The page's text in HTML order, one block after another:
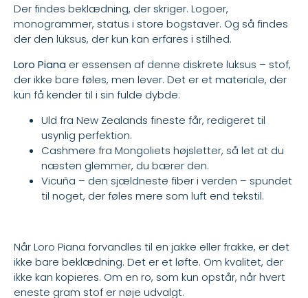
Der findes beklædning, der skriger. Logoer,
monogrammer, status i store bogstaver. Og så findes
der den luksus, der kun kan erfares i stilhed.
Loro Piana er essensen af denne diskrete luksus – stof,
der ikke bare føles, men lever. Det er et materiale, der
kun få kender til i sin fulde dybde:
Uld fra New Zealands fineste får, redigeret til
usynlig perfektion.
Cashmere fra Mongoliets højsletter, så let at du
næsten glemmer, du bærer den.
Vicuña – den sjældneste fiber i verden – spundet
til noget, der føles mere som luft end tekstil.
Når Loro Piana forvandles til en jakke eller frakke, er det
ikke bare beklædning. Det er et løfte. Om kvalitet, der
ikke kan kopieres. Om en ro, som kun opstår, når hvert
eneste gram stof er nøje udvalgt.